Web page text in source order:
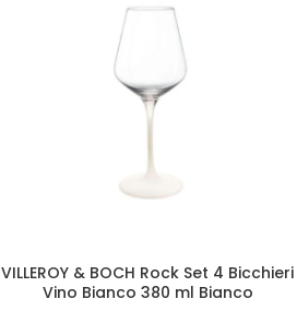
LEGGI TUTTO
VILLEROY & BOCH Rock Set 4 Bicchieri
Vino Bianco 380 ml Bianco